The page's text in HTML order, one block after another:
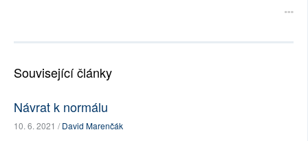
Související články
Návrat k normálu
10. 6. 2021 /David Marenčák